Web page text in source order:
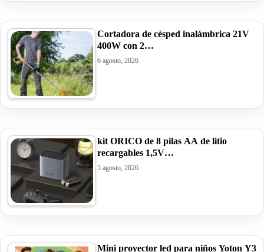
Cortadora de césped inalámbrica 21V
400W con 2…
6 agosto, 2026
kit ORICO de 8 pilas AA de litio
recargables 1,5V…
5 agosto, 2026
Mini proyector led para niños Yoton Y3